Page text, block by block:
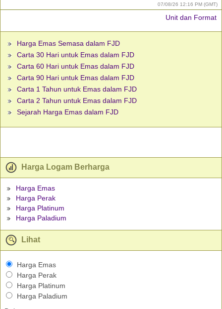
07/08/26 12:16 PM (GMT)
Unit dan Format
Harga Emas Semasa dalam FJD
Carta 30 Hari untuk Emas dalam FJD
Carta 60 Hari untuk Emas dalam FJD
Carta 90 Hari untuk Emas dalam FJD
Carta 1 Tahun untuk Emas dalam FJD
Carta 2 Tahun untuk Emas dalam FJD
Sejarah Harga Emas dalam FJD
Harga Logam Berharga
Harga Emas
Harga Perak
Harga Platinum
Harga Paladium
Lihat
Harga Emas
Harga Perak
Harga Platinum
Harga Paladium